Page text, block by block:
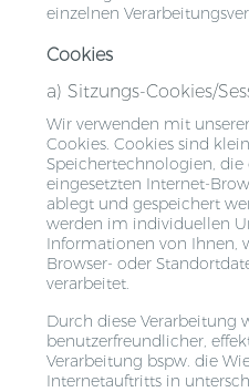
einzelnen
Cookies
a) Sitzungs-Cookies/
Wir verwenden mit
Cookies. Cookies sind
Speichertechnologien,
eingesetzten Internet-
ablegt und gespeichert
werden im individuellen
Informationen von Ihnen,
Browser- oder
verarbeitet.
Durch diese Verarbeitung
benutzerfreundlicher,
Verarbeitung bspw. die
Internetauftritts in